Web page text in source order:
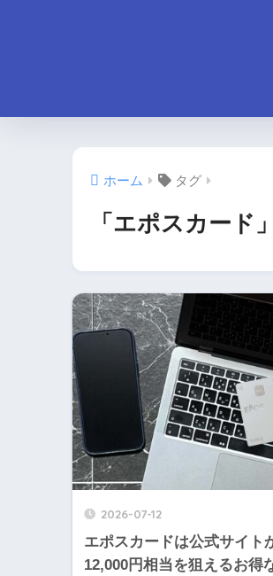
ホーム タグ
「エポスカード
2026-07-12
エポスカードは公式サイト
12,000円相当を狙えるお得